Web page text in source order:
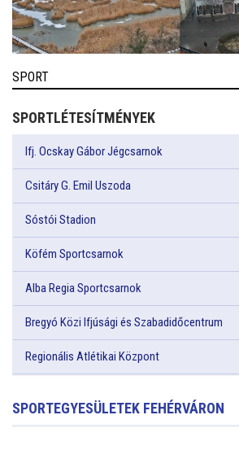
SPORT
SPORTLÉTESÍTMÉNYEK
Ifj. Ocskay Gábor Jégcsarnok
Csitáry G. Emil Uszoda
Sóstói Stadion
Köfém Sportcsarnok
Alba Regia Sportcsarnok
Bregyó Közi Ifjúsági és Szabadidőcentrum
Regionális Atlétikai Központ
SPORTEGYESÜLETEK FEHÉRVÁRON